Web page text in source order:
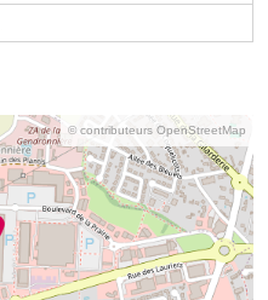
© contributeurs OpenStreetMap